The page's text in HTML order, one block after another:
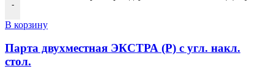
-
В корзину
Парта двухместная ЭКСТРА (Р) с угл. накл.
стол.